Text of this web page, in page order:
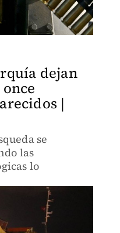
dejan
|
se
las
lo